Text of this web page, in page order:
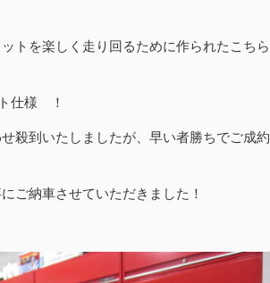
トを楽しく走り回るために作られたこちら
仕様 ！
殺到いたしましたが、早い者勝ちでご成約
ご納車させていただきました！